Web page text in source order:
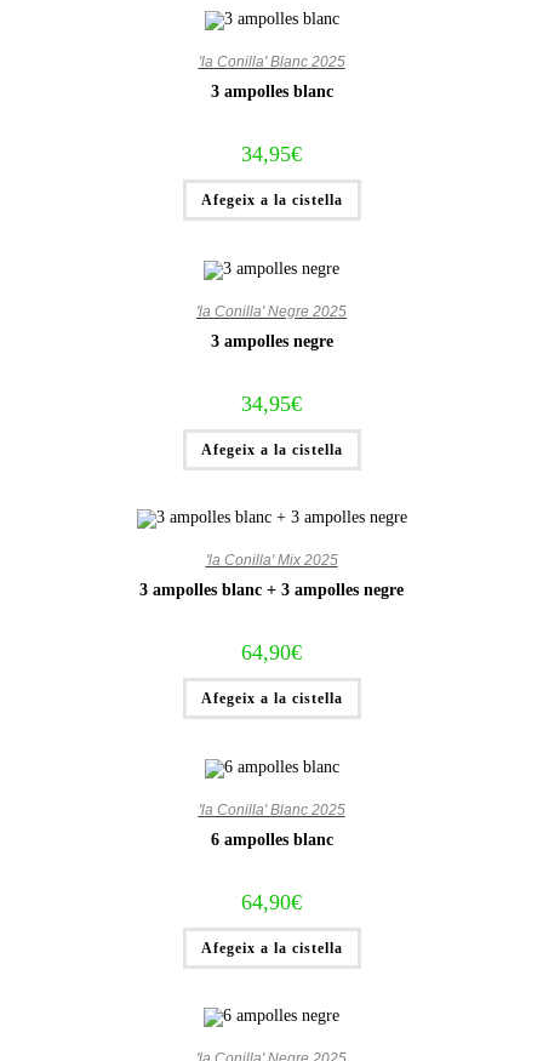
'la Conilla' Blanc 2025
3 ampolles blanc
34,95€
Afegeix a la cistella
'la Conilla' Negre 2025
3 ampolles negre
34,95€
Afegeix a la cistella
'la Conilla' Mix 2025
3 ampolles blanc + 3 ampolles negre
64,90€
Afegeix a la cistella
'la Conilla' Blanc 2025
6 ampolles blanc
64,90€
Afegeix a la cistella